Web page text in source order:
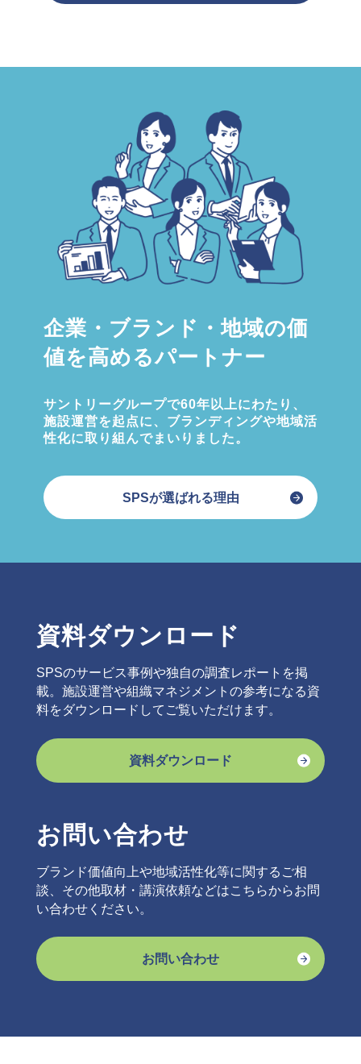
企業・ブランド・地域の価
値を高めるパートナー
サントリーグループで60年以上にわたり、
施設運営を起点に、ブランディングや地域活
性化に取り組んでまいりました。
SPSが選ばれる理由
資料ダウンロード
SPSのサービス事例や独自の調査レポートを掲
載。施設運営や組織マネジメントの参考になる資
料をダウンロードしてご覧いただけます。
資料ダウンロード
お問い合わせ
ブランド価値向上や地域活性化等に関するご相
談、その他取材・講演依頼などはこちらからお問
い合わせください。
お問い合わせ